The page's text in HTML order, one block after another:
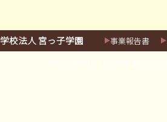
学校法人 宮っ子学園 事業報告書